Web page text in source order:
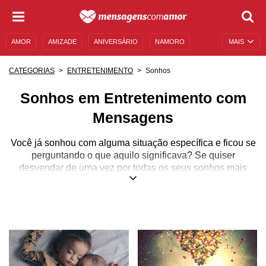
MAIS
AMOR AMIZADE ANIVERSÁRIO NAMORO
CATEGORIAS ENTRETENIMENTO Sonhos
Sonhos em Entretenimento com
Mensagens
Você já sonhou com alguma situação específica e ficou se
perguntando o que aquilo significava? Se quiser
desvendar de uma vez por todas os seus sonhos mais
confusos, está no lugar certo! Aqui você encontrará os
maioria, simbólica, sempre podemos tentar decifrar aquilo
que eles estejam tentando nos dizer. Os sonhos podem
falar muito sobre você, sua personalidade, seus medos e